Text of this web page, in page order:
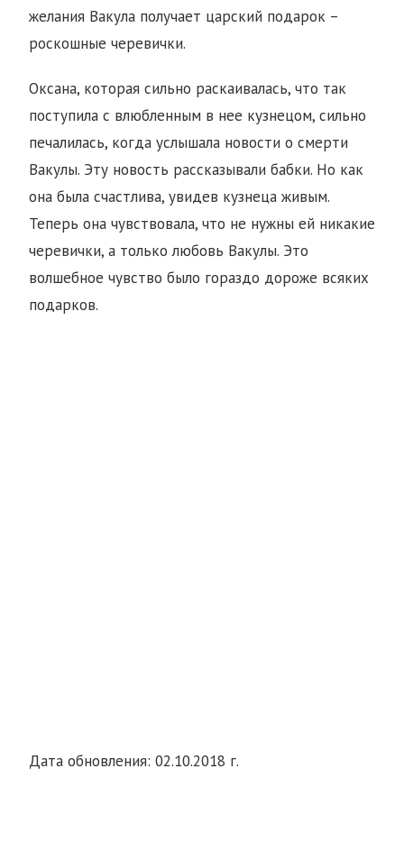
желания Вакула получает царский подарок –
роскошные черевички.
Оксана, которая сильно раскаивалась, что так
поступила с влюбленным в нее кузнецом, сильно
печалилась, когда услышала новости о смерти
Вакулы. Эту новость рассказывали бабки. Но как
она была счастлива, увидев кузнеца живым.
Теперь она чувствовала, что не нужны ей никакие
черевички, а только любовь Вакулы. Это
волшебное чувство было гораздо дороже всяких
подарков.
Дата обновления: 02.10.2018 г.